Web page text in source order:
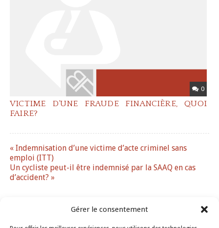
Gérer le consentement
0
VICTIME D’UNE FRAUDE FINANCIÈRE, QUOI
FAIRE?
« Indemnisation d’une victime d’acte criminel sans
emploi (ITT)
Un cycliste peut-il être indemnisé par la SAAQ en cas
d’accident? »